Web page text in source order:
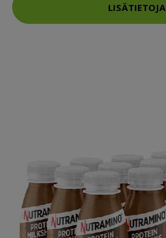
LISÄTIETOJA